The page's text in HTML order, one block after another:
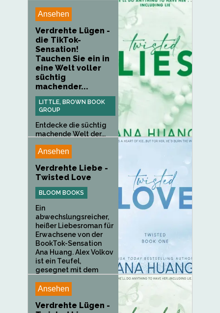
Ansehen
Verdrehte Lügen -
die TikTok-
Sensation!
Tauchen Sie ein in
eine Welt voller
süchtig
machender...
LITTLE, BROWN BOOK
GROUP
Entdecke die süchtig
machende Welt der...
Ansehen
Verdrehte Liebe -
Twisted Love
BLOOM BOOKS
Ein
abwechslungsreicher,
heißer Liebesroman für
Erwachsene von der
BookTok-Sensation
Ana Huang. Alex Volkov
ist ein Teufel,
gesegnet mit dem
Ansehen
Verdrehte Lügen -